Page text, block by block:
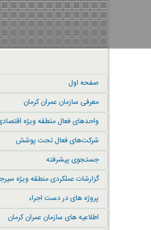
صفحه اول
معرفی سازمان عمران کرمان
واحدهای فعال منطقه ویژه
شرکت‌های فعال تحت پوشش
جستجوی پیشرفته
گزارشات عملکردی منطقه ویژه
پروژه های در دست اجراء
اطلاعیه های سازمان عمران کرمان